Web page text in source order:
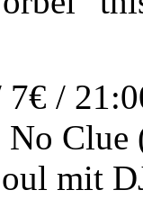
7€ /
Clue
mit